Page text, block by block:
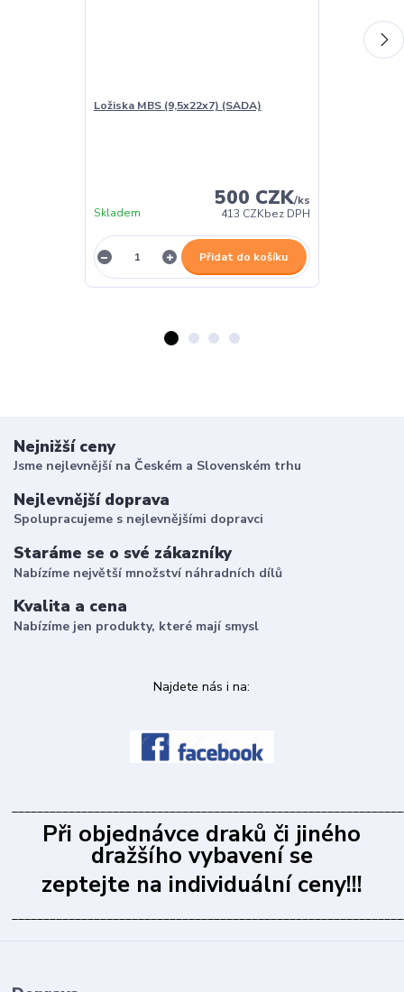
Ložiska MBS (9,5x22x7) (SADA)
500 CZK/ks
413 CZKbez DPH
Skladem
Přidat do košíku
Nejnižší ceny
Jsme nejlevnější na Českém a Slovenském trhu
Nejlevnější doprava
Spolupracujeme s nejlevnějšími dopravci
Staráme se o své zákazníky
Nabízíme největší množství náhradních dílů
Kvalita a cena
Nabízíme jen produkty, které mají smysl
Najdete nás i na:
Při objednávce draků či jiného
dražšího vybavení se
zeptejte na individuální ceny!!!